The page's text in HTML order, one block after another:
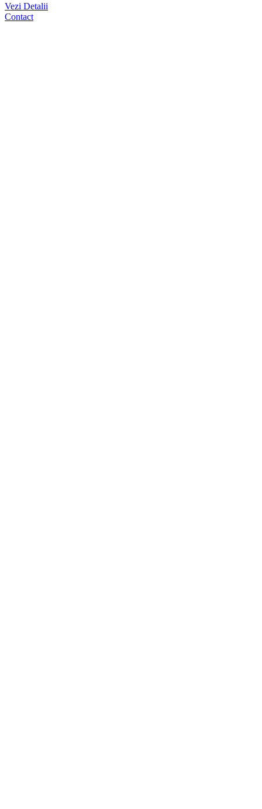
Vezi Detalii
Contact